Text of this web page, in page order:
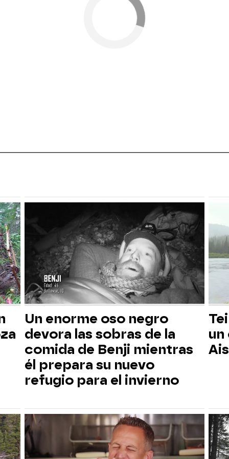
Un enorme oso negro
devora las sobras de la
comida de Benji mientras
él prepara su nuevo
refugio para el invierno
un